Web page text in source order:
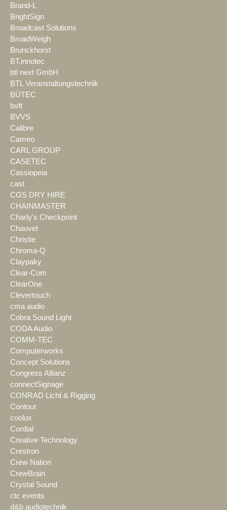
Brand-L
BrightSign
Broadcast Solutions
BroadWeigh
Brunckhorst
BT.innotec
btl next GmbH
BTL Veranstaltungstechnik
BÜTEC
bvft
BVVS
Calibre
Cameo
CARL GROUP
CASETEC
Cassiopeia
cast
CGS DRY HIRE
CHAINMASTER
Charly's Checkpoint
Chauvet
Christie
Chroma-Q
Claypaky
Clear-Com
ClearOne
Clevertouch
cma audio
Cobra Sound Light
CODA Audio
COMM-TEC
Computerworks
Concept Solutions
Congress Allianz
connectSignage
CONRAD Licht & Rigging
Contour
coolux
Cordial
Creative Technology
Crestron
Crew Nation
CrewBrain
Crystal Sound
ctc events
d&b audiotechnik